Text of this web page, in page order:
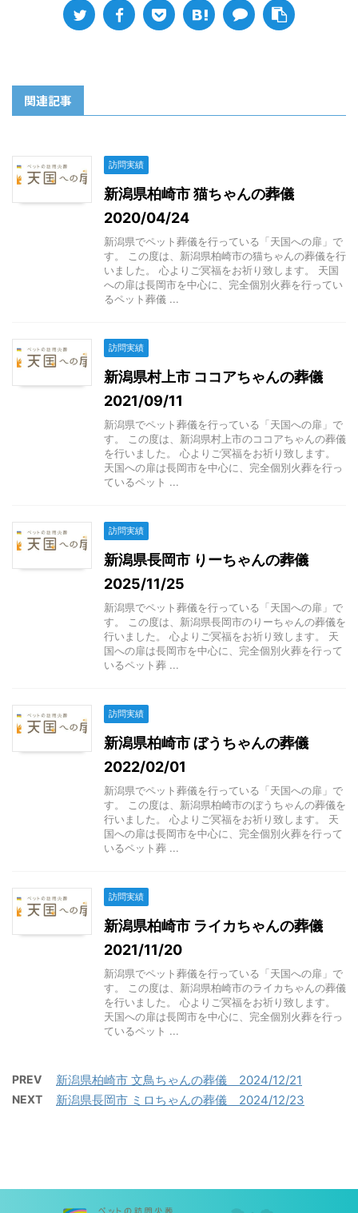
関連記事
訪問実績
新潟県柏崎市 猫ちゃんの葬儀
2020/04/24
新潟県でペット葬儀を行っている「天国への扉」で
す。 この度は、新潟県柏崎市の猫ちゃんの葬儀を行
いました。 心よりご冥福をお祈り致します。 天国
への扉は長岡市を中心に、完全個別火葬を行ってい
るペット葬儀 ...
訪問実績
新潟県村上市 ココアちゃんの葬儀
2021/09/11
新潟県でペット葬儀を行っている「天国への扉」で
す。 この度は、新潟県村上市のココアちゃんの葬儀
を行いました。 心よりご冥福をお祈り致します。
天国への扉は長岡市を中心に、完全個別火葬を行っ
ているペット ...
訪問実績
新潟県長岡市 りーちゃんの葬儀
2025/11/25
新潟県でペット葬儀を行っている「天国への扉」で
す。 この度は、新潟県長岡市のりーちゃんの葬儀を
行いました。 心よりご冥福をお祈り致します。 天
国への扉は長岡市を中心に、完全個別火葬を行って
いるペット葬 ...
訪問実績
新潟県柏崎市 ぼうちゃんの葬儀
2022/02/01
新潟県でペット葬儀を行っている「天国への扉」で
す。 この度は、新潟県柏崎市のぼうちゃんの葬儀を
行いました。 心よりご冥福をお祈り致します。 天
国への扉は長岡市を中心に、完全個別火葬を行って
いるペット葬 ...
訪問実績
新潟県柏崎市 ライカちゃんの葬儀
2021/11/20
新潟県でペット葬儀を行っている「天国への扉」で
す。 この度は、新潟県柏崎市のライカちゃんの葬儀
を行いました。 心よりご冥福をお祈り致します。
天国への扉は長岡市を中心に、完全個別火葬を行っ
ているペット ...
PREV 新潟県柏崎市 文鳥ちゃんの葬儀 2024/12/21
NEXT 新潟県長岡市 ミロちゃんの葬儀 2024/12/23